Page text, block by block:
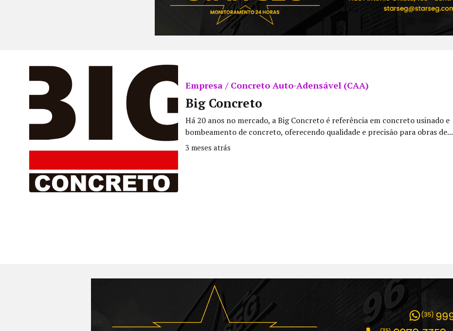
Empresa / Concreto Auto-Adensável (CAA)
Big Concreto
Há 20 anos no mercado, a Big Concreto é referência em concreto usinado e
bombeamento de concreto, oferecendo qualidade e precisão para obras de...
3 meses atrás